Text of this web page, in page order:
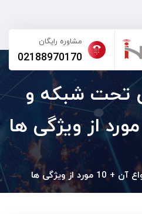
مشاوره رایگان
02188970170
تحت شبکه و
از ویژگی ها